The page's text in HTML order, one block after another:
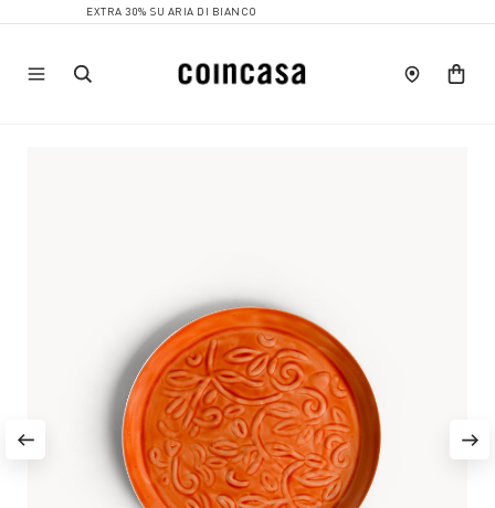
EXTRA 30% SU ARIA DI BIANCO